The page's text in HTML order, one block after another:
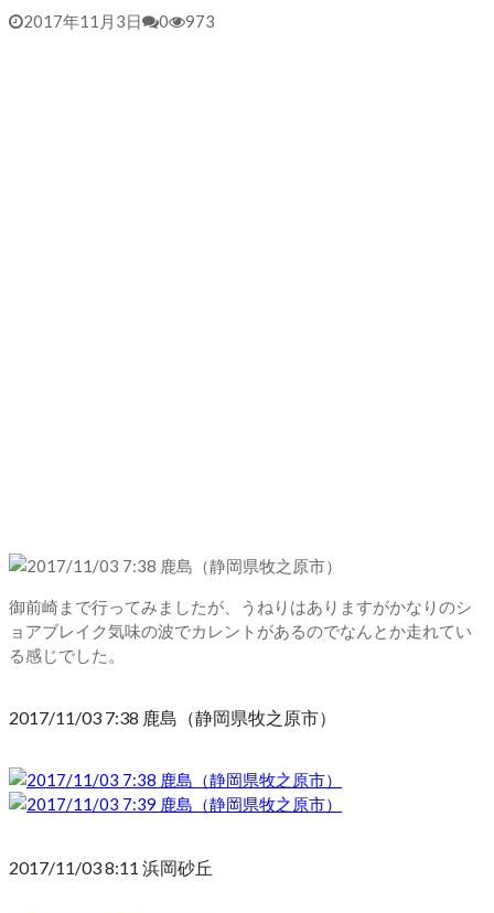
2017年11月3日 0 973
御前崎まで行ってみましたが、うねりはありますがかなりのシ
ョアブレイク気味の波でカレントがあるのでなんとか走れてい
る感じでした。
2017/11/03 7:38 鹿島（静岡県牧之原市）
2017/11/03 8:11 浜岡砂丘